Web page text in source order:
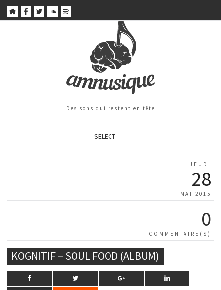
Des sons qui restent en tête
SELECT
JEUDI
28
MAI 2015
0
COMMENTAIRE(S)
KOGNITIF – SOUL FOOD (ALBUM)